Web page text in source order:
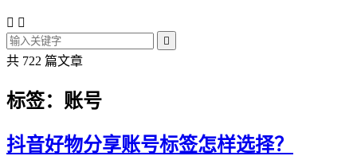
 

共 722 篇文章
标签：账号
抖音好物分享账号标签怎样选择？